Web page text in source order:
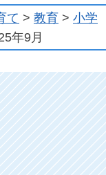
て > 教育 > 小学
年9月